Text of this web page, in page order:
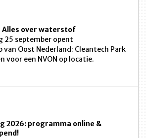
Alles over waterstof
25 september opent
Oost Nederland: Cleantech Park
voor een NVON op locatie.
2026: programma online &